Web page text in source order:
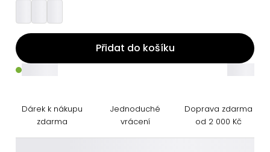
Přidat do košíku
Dárek k nákupu
zdarma
Jednoduché
vrácení
Doprava zdarma
od 2 000 Kč